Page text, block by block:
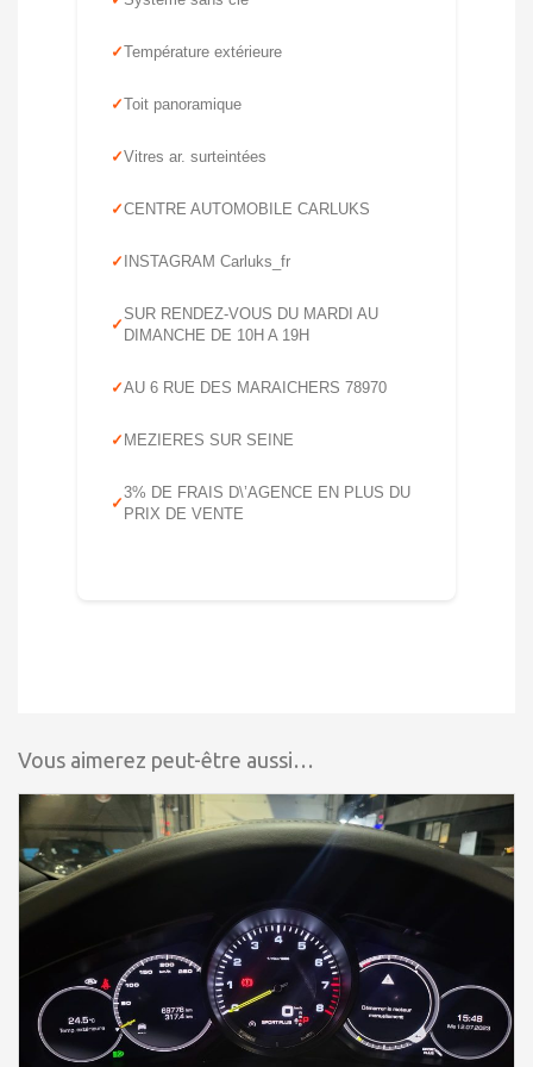
Température extérieure
Toit panoramique
Vitres ar. surteintées
CENTRE AUTOMOBILE CARLUKS
INSTAGRAM Carluks_fr
SUR RENDEZ-VOUS DU MARDI AU
DIMANCHE DE 10H A 19H
AU 6 RUE DES MARAICHERS 78970
MEZIERES SUR SEINE
3% DE FRAIS D\’AGENCE EN PLUS DU
PRIX DE VENTE
Vous aimerez peut-être aussi…